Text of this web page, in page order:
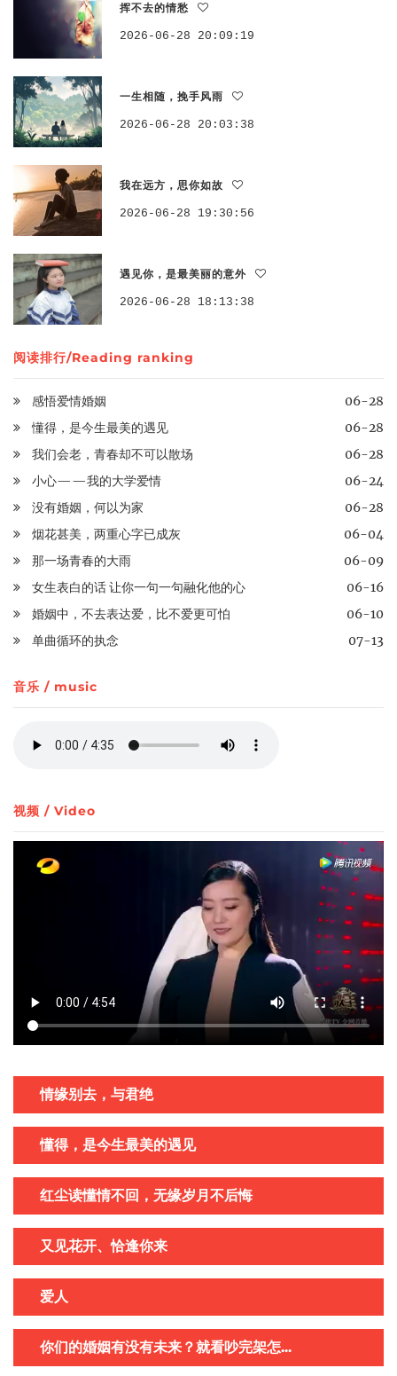
挥不去的情愁
2026-06-28 20:09:19
一生相随，挽手风雨
2026-06-28 20:03:38
我在远方，思你如故
2026-06-28 19:30:56
遇见你，是最美丽的意外
2026-06-28 18:13:38
阅读排行/Reading ranking
感悟爱情婚姻
06-28
懂得，是今生最美的遇见
06-28
我们会老，青春却不可以散场
06-28
小心——我的大学爱情
06-24
没有婚姻，何以为家
06-28
烟花甚美，两重心字已成灰
06-04
那一场青春的大雨
06-09
女生表白的话 让你一句一句融化他的心
06-16
婚姻中，不去表达爱，比不爱更可怕
06-10
单曲循环的执念
07-13
音乐 / music
视频 / Video
情缘别去，与君绝
懂得，是今生最美的遇见
红尘读懂情不回，无缘岁月不后悔
又见花开、恰逢你来
爱人
你们的婚姻有没有未来？就看吵完架怎...